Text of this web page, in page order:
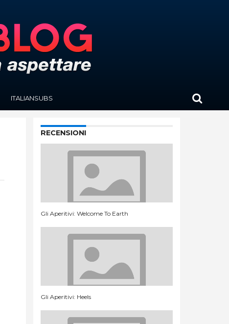
ITALIANSUBS
RECENSIONI
Gli Aperitivi: Welcome To Earth
Gli Aperitivi: Heels